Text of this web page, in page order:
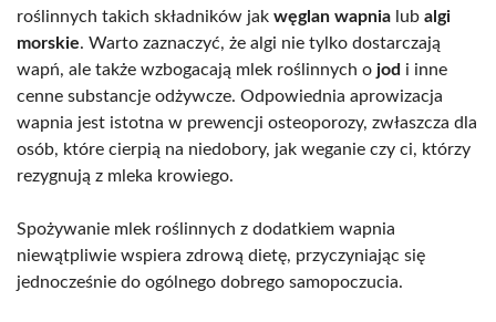
roślinnych takich składników jak węglan wapnia lub algi
morskie. Warto zaznaczyć, że algi nie tylko dostarczają
wapń, ale także wzbogacają mlek roślinnych o jod i inne
cenne substancje odżywcze. Odpowiednia aprowizacja
wapnia jest istotna w prewencji osteoporozy, zwłaszcza dla
osób, które cierpią na niedobory, jak weganie czy ci, którzy
rezygnują z mleka krowiego.
Spożywanie mlek roślinnych z dodatkiem wapnia
niewątpliwie wspiera zdrową dietę, przyczyniając się
jednocześnie do ogólnego dobrego samopoczucia.